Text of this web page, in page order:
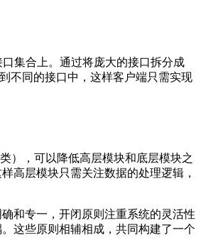
口集合上。通过将庞大的接口拆分成
不同的接口中，这样客户端只需实现
），可以降低高层模块和底层模块之
高层模块只需关注数据的处理逻辑，
和专一，开闭原则注重系统的灵活性
这些原则相辅相成，共同构建了一个